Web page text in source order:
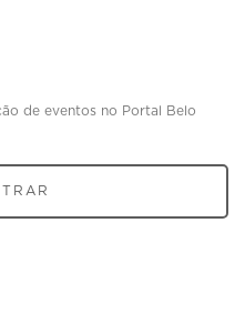
de eventos no Portal Belo